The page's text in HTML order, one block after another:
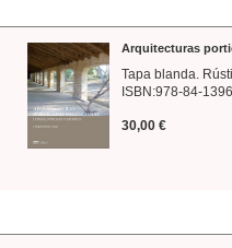
Arquitecturas
Tapa blanda.
ISBN:978-84-
30,00 €